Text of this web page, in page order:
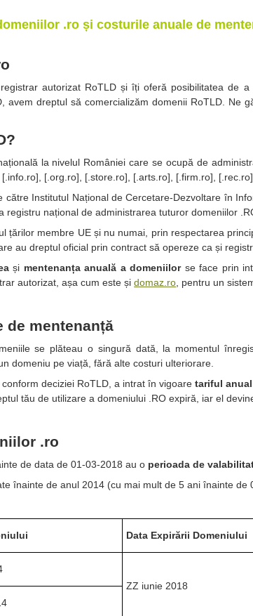
.ro și costurile anuale de
autorizat RoTLD și îți oferă posibilitatea de
avem dreptul să comercializăm domenii RoTLD.
la nivelul României care se ocupă de
[.org.ro], [.store.ro], [.arts.ro], [.firm.ro],
către Institutul Național de Cercetare-Dezvoltare în
registru național de administrarea tuturor domeniilor
țărilor membre UE și nu numai, prin respectarea
au dreptul oficial prin contract să opereze ca și
și mentenanța anuală a domeniilorse face prin
autorizat, așa cum este șidomaz.ro , pentru un
de mentenanță
se plăteau o singură dată, la momentul
domeniu pe viață, fără alte costuri ulteriorare.
deciziei RoTLD, a intrat în vigoaretariful
tău de utilizare a domeniului .RO expiră, iar el
.ro
de data de 01-03-2018 au o perioada de
înainte de anul 2014 (cu mai mult de 5 ani înainte
Data Expirării Domeniului
ZZ iunie 2018